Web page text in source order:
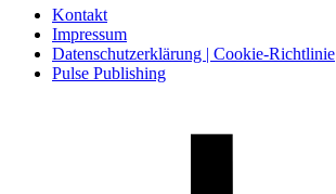
Kontakt
Impressum
Datenschutzerklärung | Cookie-Richtlinie
Pulse Publishing